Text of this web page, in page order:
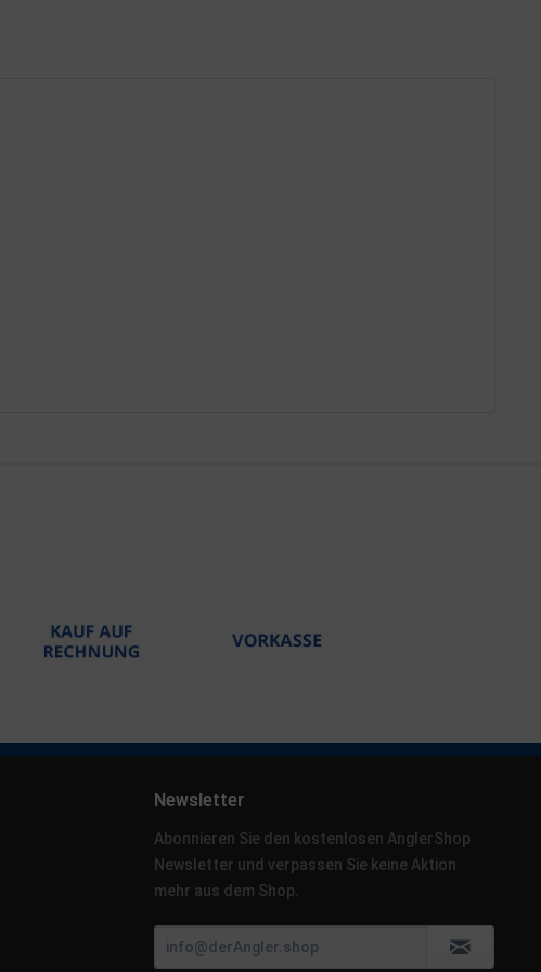
Newsletter
Abonnieren Sie den kostenlosen AnglerShop
Newsletter und verpassen Sie keine Aktion
mehr aus dem Shop.